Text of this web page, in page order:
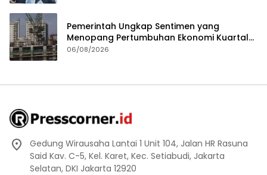
Pemerintah Ungkap Sentimen yang
Menopang Pertumbuhan Ekonomi Kuartal
II-2026
06/08/2026
Gedung Wirausaha Lantai 1 Unit 104, Jalan HR Rasuna
Said Kav. C-5, Kel. Karet, Kec. Setiabudi, Jakarta
Selatan, DKI Jakarta 12920